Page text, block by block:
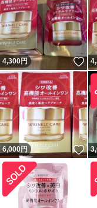
4,300円 い
6,000円 い